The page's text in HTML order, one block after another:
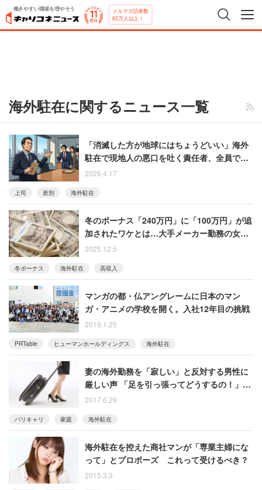
働きやすい職場を増やそう メルマガ読者数
65万人以上！
海外駐在に関するニュース一覧
「消滅した方が地球にはちょうどいい」海外
駐在で現地人の悪口を吐く責任者、全員で訴
えるもまさかの結果に
2026.4.17
上司 差別 海外駐在
冬のボーナス「240万円」に「100万円」が追
加されたワケとは…大手メーカー勤務の女性
のボーナス事情
2025.12.5
冬ボーナス 海外駐在 高収入
マンガの都・仏アングレームに日本のマン
ガ・アニメの学校を開く。入社12年目の挑戦
2019.1.25
PRTable ヒューマンホールディングス 海外駐在
妻の海外勤務を「寂しい」と反対する男性に
厳しい声 「足を引っ張ってどうするの！」
「甘えるな」
2017.6.29
バリキャリ 家庭 海外駐在
海外駐在を控えた商社マンが「専業主婦にな
って」とプロポーズ これって受けるべき？
2015.3.3